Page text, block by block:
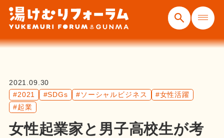
2021.09.30
#2021
#SDGs #ソーシャルビジネス
#女性活躍
#起業
女性起業家と男子高校生が考